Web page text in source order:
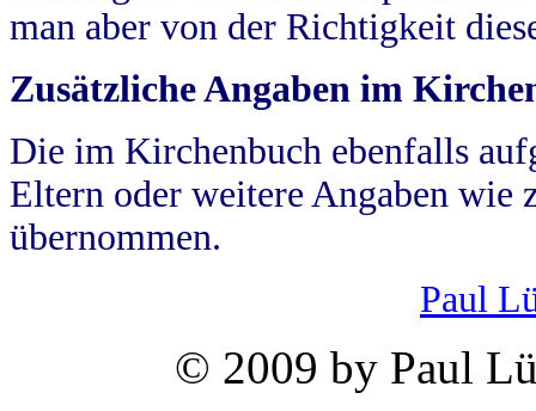
man aber von der Richtigkeit
Zusätzliche Angaben im
Die im Kirchenbuch ebenfalls
Eltern oder weitere Angaben wie
übernommen.
Paul
© 2009 by Paul